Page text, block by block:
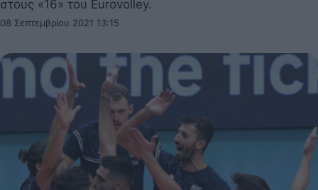
στους «16» του Eurovolley.
08 Σεπτεμβρίου 2021 13:15